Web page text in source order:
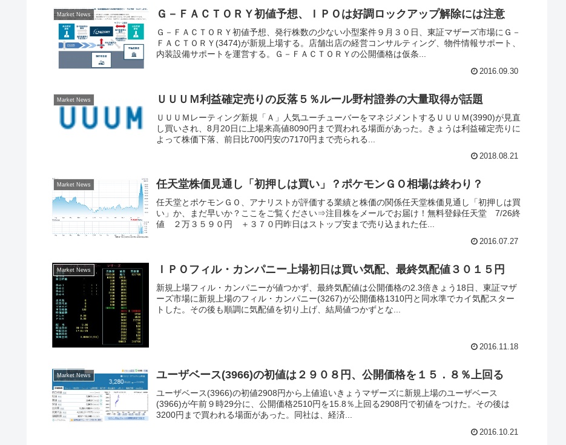
Market News Ｇ－ＦＡＣＴＯＲＹ初値予想、ＩＰＯは好調ロックアップ解除には注意
Ｇ－ＦＡＣＴＯＲＹ初値予想、発行株数の少ない小型案件９月３０日、東証マザーズ市場にＧ－
ＦＡＣＴＯＲＹ(3474)が新規上場する。店舗出店の経営コンサルティング、物件情報サポート、
内装設備サポートを運営する。Ｇ－ＦＡＣＴＯＲＹの公開価格は仮条...
2016.09.30
Market News ＵＵＵＭ利益確定売りの反落５％ルール野村證券の大量取得が話題
ＵＵＵＭレーティング新規「Ａ」人気ユーチューバーをマネジメントするＵＵＵＭ(3990)が見直
し買いされ、8月20日に上場来高値8090円まで買われる場面があった。きょうは利益確定売りに
よって株価下落、前日比700円安の7170円まで売られる...
2018.08.21
Market News 任天堂株価見通し「初押しは買い」？ポケモンＧＯ相場は終わり？
任天堂とポケモンＧＯ、アナリストが評価する業績と株価の関係任天堂株価見通し「初押しは買
い」か、まだ早いか？ここをご覧ください⇒注目株をメールでお届け！無料登録任天堂 7/26終
値 ２万３５９０円 ＋３７０円昨日はストップ安まで売り込まれた任...
2016.07.27
Market News ＩＰＯフィル・カンパニー上場初日は買い気配、最終気配値３０１５円
新規上場フィル・カンパニーが値つかず、最終気配値は公開価格の2.3倍きょう18日、東証マザ
ーズ市場に新規上場のフィル・カンパニー(3267)が公開価格1310円と同水準でカイ気配スター
トした。その後も順調に気配値を切り上げ、結局値つかずとな...
2016.11.18
Market News ユーザベース(3966)の初値は２９０８円、公開価格を１５．８％上回る
ユーザベース(3966)の初値2908円から上値追いきょうマザーズに新規上場のユーザベース
(3966)が午前９時29分に、公開価格2510円を15.8％上回る2908円で初値をつけた。その後は
3200円まで買われる場面があった。同社は、経済...
2016.10.21